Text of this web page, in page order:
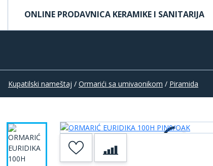
ONLINE PRODAVNICA KERAMIKE I SANITARIJA
Kupatilski nameštaj / Ormarići sa umivaonikom / Piramida